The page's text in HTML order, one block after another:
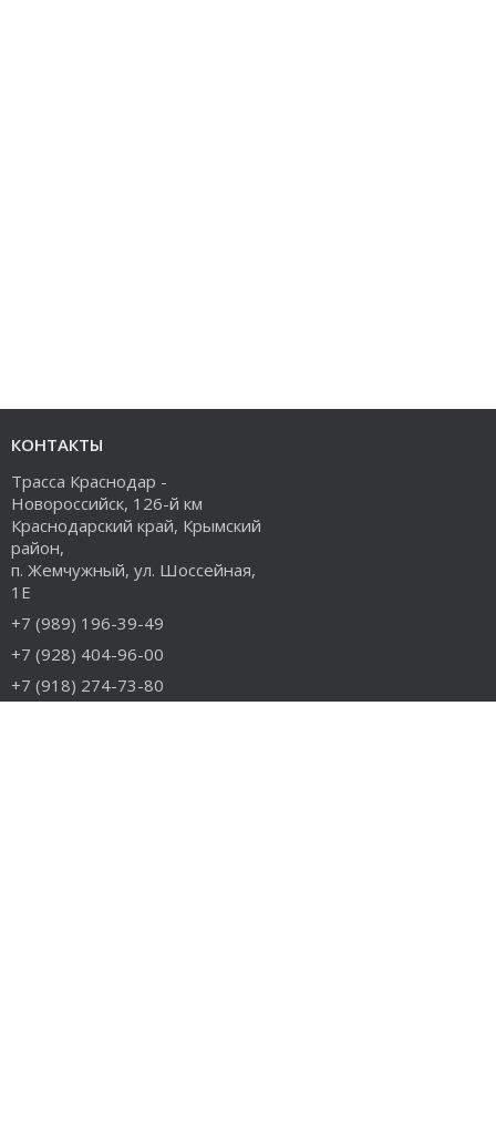
КОНТАКТЫ
Трасса Краснодар -
Новороссийск, 126-й км
Краснодарский край, Крымский
район,
п. Жемчужный, ул. Шоссейная,
1Е
+7 (989) 196-39-49
+7 (928) 404-96-00
+7 (918) 274-73-80